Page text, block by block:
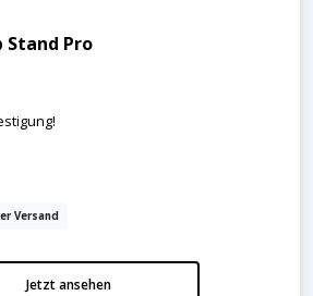
Stand Pro
Versand
Jetzt ansehen